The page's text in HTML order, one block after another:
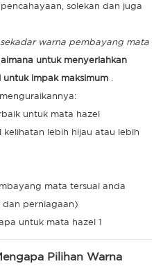
solekan dan juga
sekadar warna pembayang mata
untuk menyerlahkan
impak maksimum .
untuk mata hazel
kelihatan lebih hijau atau lebih
mata tersuai anda
dan perniagaan)
Pilihan Warna